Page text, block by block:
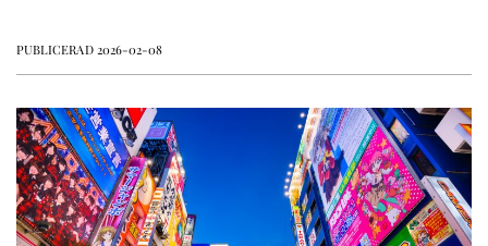
PUBLICERAD 2026-02-08